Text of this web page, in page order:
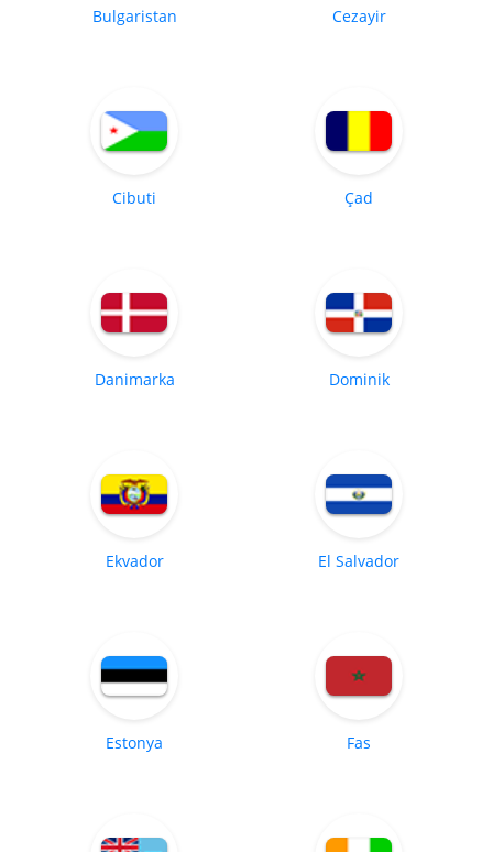
Bulgaristan Cezayir
Cibuti Çad
Danimarka Dominik
Ekvador El Salvador
Estonya Fas